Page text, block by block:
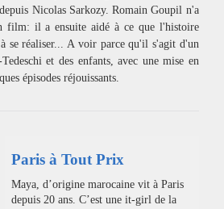
Nicolas Sarkozy. Romain Goupil n'a
film: il a ensuite aidé à ce que l'histoire
se réaliser... A voir parce qu'il s'agit d'un
et des enfants, avec une mise en
épisodes réjouissants.
Paris à Tout Prix
Maya, d’origine marocaine vit à Paris
depuis 20 ans. C’est une it-girl de la